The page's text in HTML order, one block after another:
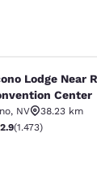
Near
Lodge Near
Center
, NV
38.23 km
2.86
2.9(1.473)